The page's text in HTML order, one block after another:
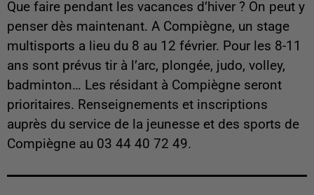
Que faire pendant les vacances d’hiver ? On peut y
penser dès maintenant. A Compiègne, un stage
multisports a lieu du 8 au 12 février. Pour les 8-11
ans sont prévus tir à l’arc, plongée, judo, volley,
badminton… Les résidant à Compiègne seront
prioritaires. Renseignements et inscriptions
auprès du service de la jeunesse et des sports de
Compiègne au 03 44 40 72 49.